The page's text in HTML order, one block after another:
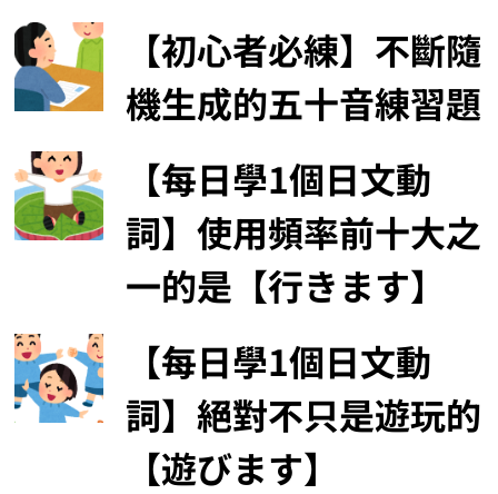
【初心者必練】不斷隨
機生成的五十音練習題
【每日學1個日文動
詞】使用頻率前十大之
一的是【行きます】
【每日學1個日文動
詞】絕對不只是遊玩的
【遊びます】